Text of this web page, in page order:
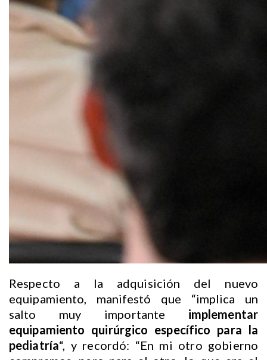
Respecto a la adquisición del nuevo
equipamiento, manifestó que “implica un
salto muy importante implementar
equipamiento quirúrgico específico para la
pediatría“, y recordó: “En mi otro gobierno